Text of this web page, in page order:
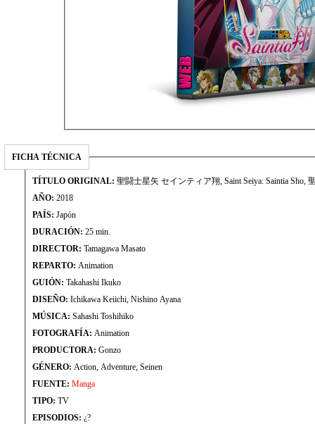
FICHA TÉCNICA
TÍTULO ORIGINAL: 聖闘士星矢 セインティア翔, Saint Seiya: Saintia Sho,
AÑO: 2018
PAÍS: Japón
DURACIÓN: 25 min.
DIRECTOR: Tamagawa Masato
REPARTO: Animation
GUIÓN: Takahashi Ikuko
DISEÑO: Ichikawa Keiichi, Nishino Ayana
MÚSICA: Sahashi Toshihiko
FOTOGRAFÍA: Animation
PRODUCTORA: Gonzo
GÉNERO: Action, Adventure, Seinen
FUENTE: Manga
TIPO: TV
EPISODIOS: ¿?